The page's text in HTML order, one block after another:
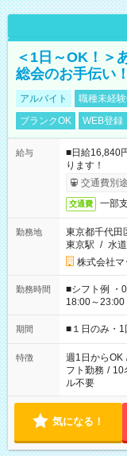
＜1日～OK！＞
総会のお手伝い！
アルバイト 職種未経
ブランクOK
WEB登録
給与
■日給16,840
ります！
交通費別
交通費 一部
勤務地
東京都千代田
東京駅 / 水
株式会社マ
勤務時間
■シフト例 ・
18:00～
etc ★最短で3時間で5,120円のお仕事から 15時間で2万円近く稼
げるお仕事も！ ご希望のお時間に合わせてご紹介！ ※
ください！
期間 ■１日のみ・1
特徴 週1日からOK
フト勤務 / 10
ル不要
気になる！